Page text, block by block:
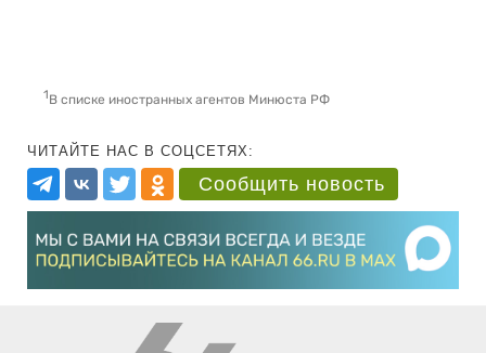
1В списке иностранных агентов Минюста РФ
ЧИТАЙТЕ НАС В СОЦСЕТЯХ:
Сообщить новость